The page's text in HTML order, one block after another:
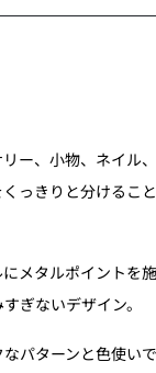
ー、小物、ネイル
っきりと分けるこ
メタルポイントを
ぎないデザイン。
パターンと色使い